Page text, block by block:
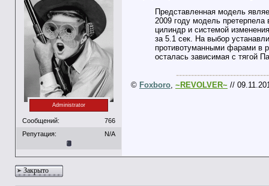
Administrator
Сообщений:
766
Репутация:
N/A
Представленная модель
2009 году модель
цилиндр и системой
за 5.1 сек. На выбор
противотуманными фарами в
осталась зависимая с тягой
© Foxboro ~REVOLVER~ //
Закрыто